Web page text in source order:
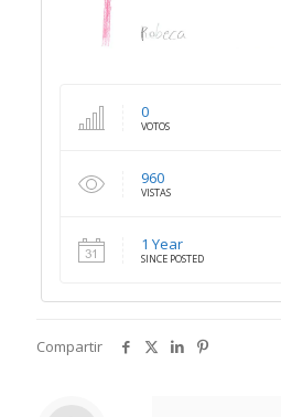
0
VOTOS
960
VISTAS
1 Year
SINCE POSTED
Compartir